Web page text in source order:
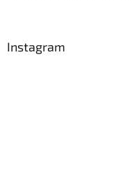
Instagram